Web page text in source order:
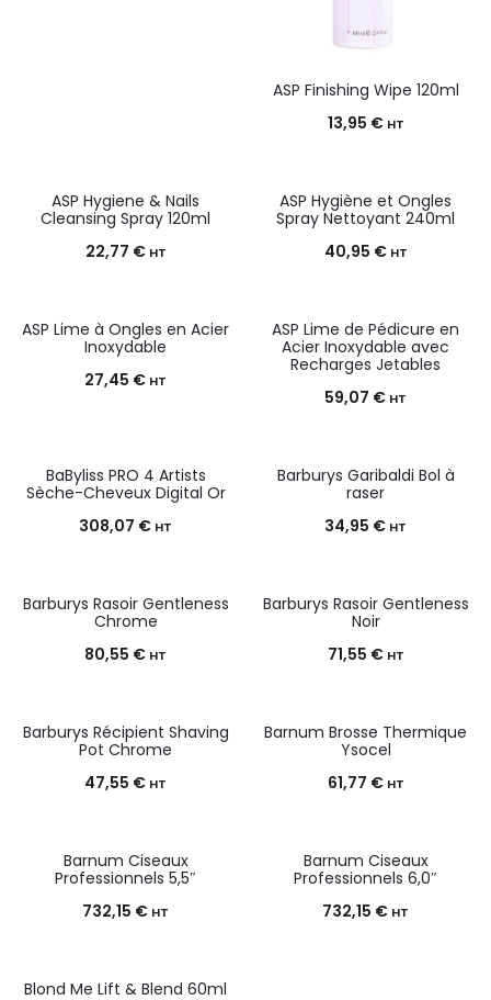
ASP Finishing Wipe 120ml
13,95 € HT
ASP Hygiene & Nails
Cleansing Spray 120ml
22,77 € HT
ASP Hygiène et Ongles
Spray Nettoyant 240ml
40,95 € HT
ASP Lime à Ongles en Acier
Inoxydable
27,45 € HT
ASP Lime de Pédicure en
Acier Inoxydable avec
Recharges Jetables
59,07 € HT
BaByliss PRO 4 Artists
Sèche-Cheveux Digital Or
308,07 € HT
Barburys Garibaldi Bol à
raser
34,95 € HT
Barburys Rasoir Gentleness
Chrome
80,55 € HT
Barburys Rasoir Gentleness
Noir
71,55 € HT
Barburys Récipient Shaving
Pot Chrome
47,55 € HT
Barnum Brosse Thermique
Ysocel
61,77 € HT
Barnum Ciseaux
Professionnels 5,5″
732,15 € HT
Barnum Ciseaux
Professionnels 6,0″
732,15 € HT
Blond Me Lift & Blend 60ml